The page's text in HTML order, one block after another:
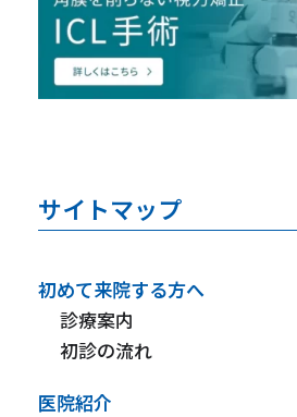
サイトマップ
初めて来院する方へ
診療案内
初診の流れ
医院紹介